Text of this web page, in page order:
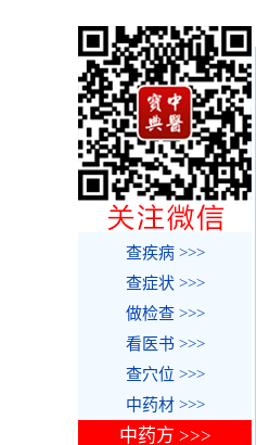
查疾病 >>>
查症状 >>>
做检查 >>>
看医书 >>>
查穴位 >>>
中药材 >>>
中药方 >>>